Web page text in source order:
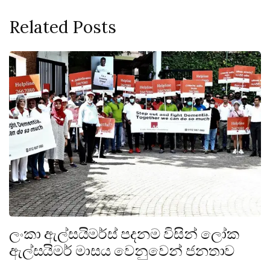
Related Posts
ලංකා ඇල්සයිමර්ස් පදනම විසින් ලෝක
ඇල්සයිමර් මාසය වෙනුවෙන් ජනතාව